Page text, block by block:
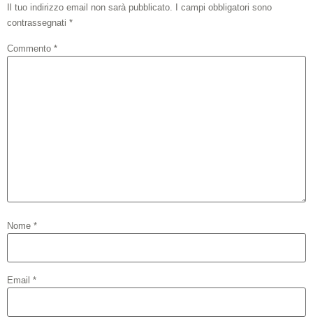
Il tuo indirizzo email non sarà pubblicato.
I campi obbligatori sono
contrassegnati *
Commento *
Nome *
Email *